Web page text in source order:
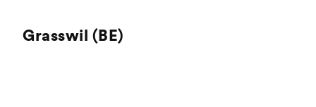
Grasswil (BE)